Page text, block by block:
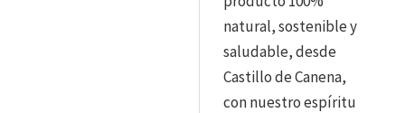
natural, sostenible y
saludable, desde
Castillo de Canena,
con nuestro espíritu